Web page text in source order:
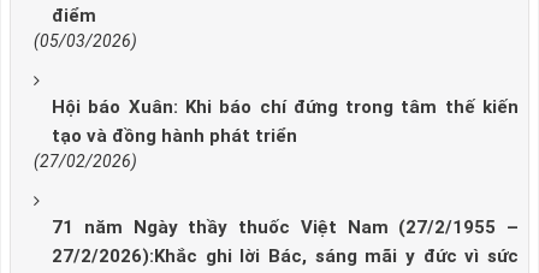
điểm
(05/03/2026)
Hội báo Xuân: Khi báo chí đứng trong tâm thế kiến
tạo và đồng hành phát triển
(27/02/2026)
71 năm Ngày thầy thuốc Việt Nam (27/2/1955 –
27/2/2026):Khắc ghi lời Bác, sáng mãi y đức vì sức